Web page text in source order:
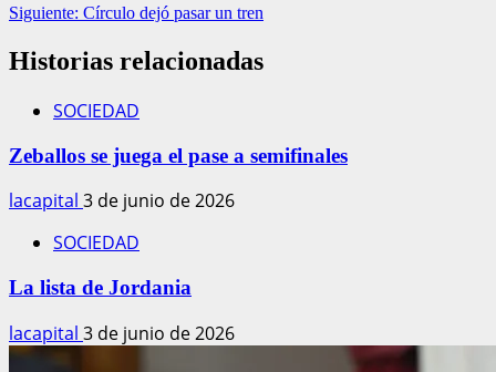
Siguiente: Círculo dejó pasar un tren
Historias relacionadas
SOCIEDAD
Zeballos se juega el pase a semifinales
lacapital 3 de junio de 2026
SOCIEDAD
La lista de Jordania
lacapital 3 de junio de 2026